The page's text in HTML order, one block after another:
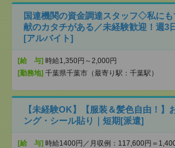
国連機関の資金調達スタッフ◇私に
献のカタチがある／未経験歓迎！週3
[アルバイト]
[給 与] 時給1,350円～2,000円
[勤務地] 千葉県千葉市（最寄り駅：千葉駅）
【未経験OK】【服装＆髪色自由！】
ング・シール貼り｜短期[派遣]
[給 与] 時給1400円／月収例：117,600円＝